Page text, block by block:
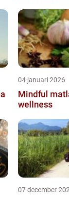
04 januari 2026
Mindful
wellness
07 december